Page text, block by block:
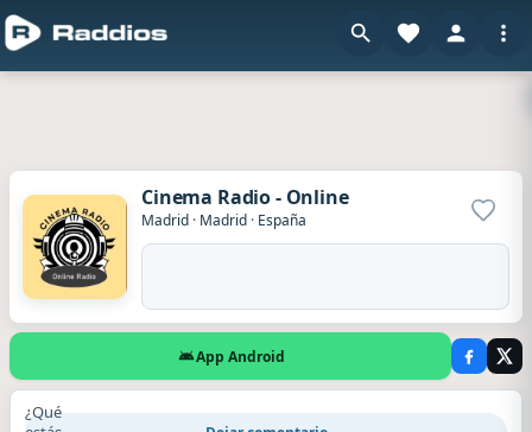
Cinema Radio - Online
Madrid · Madrid · España
App Android
¿Qué